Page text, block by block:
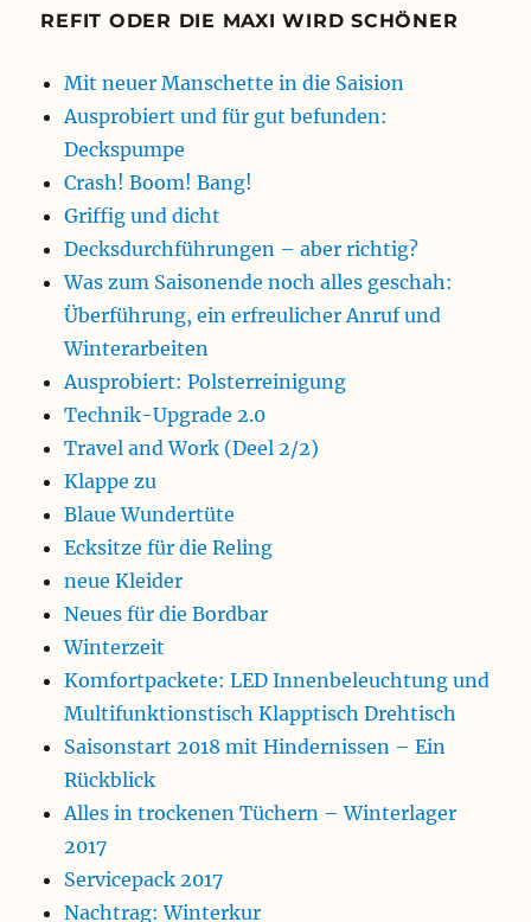
REFIT ODER DIE MAXI WIRD SCHÖNER
Mit neuer Manschette in die Saision
Ausprobiert und für gut befunden:
Deckspumpe
Crash! Boom! Bang!
Griffig und dicht
Decksdurchführungen – aber richtig?
Was zum Saisonende noch alles geschah:
Überführung, ein erfreulicher Anruf und
Winterarbeiten
Ausprobiert: Polsterreinigung
Technik-Upgrade 2.0
Travel and Work (Deel 2/2)
Klappe zu
Blaue Wundertüte
Ecksitze für die Reling
neue Kleider
Neues für die Bordbar
Winterzeit
Komfortpackete: LED Innenbeleuchtung und
Multifunktionstisch Klapptisch Drehtisch
Saisonstart 2018 mit Hindernissen – Ein
Rückblick
Alles in trockenen Tüchern – Winterlager
2017
Servicepack 2017
Nachtrag: Winterkur